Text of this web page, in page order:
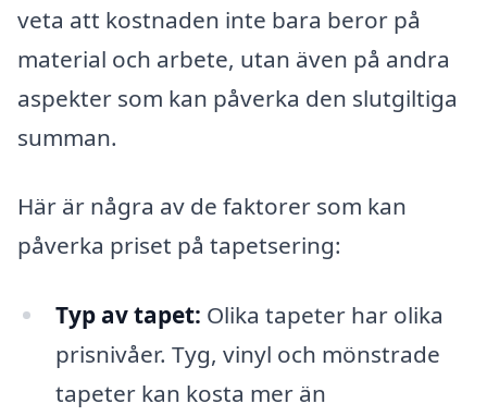
veta att kostnaden inte bara beror på
material och arbete, utan även på andra
aspekter som kan påverka den slutgiltiga
summan.
Här är några av de faktorer som kan
påverka priset på tapetsering:
Typ av tapet: Olika tapeter har olika
prisnivåer. Tyg, vinyl och mönstrade
tapeter kan kosta mer än